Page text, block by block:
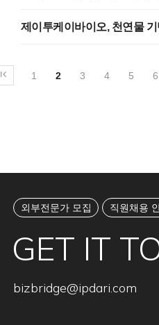
제이투케이바이오, 천연물
1 2 3 4 5 6
외부전문가 모집 직원채용
GET IT
bizbridge@ipdari.com